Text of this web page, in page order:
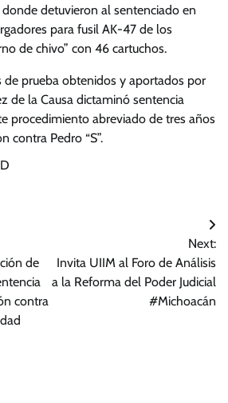
detuvieron al sentenciado en
para fusil AK-47 de los
de chivo” con 46 cartuchos.
de prueba obtenidos y aportados por
de la Causa dictaminó sentencia
procedimiento abreviado de tres años
contra Pedro “S”.
de
contra
Next:
Invita UIIM al Foro de Análisis
a la Reforma del Poder Judicial
#Michoacán